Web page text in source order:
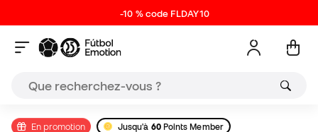
-10 % code FLDAY10
En promotion Jusqu'à 60Points Member